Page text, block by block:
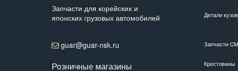
Запчасти для корейских и
японских грузовых автомобилей
guar@guar-nsk.ru
Розничные магазины
Детали
Запчасти CM
Крестовины